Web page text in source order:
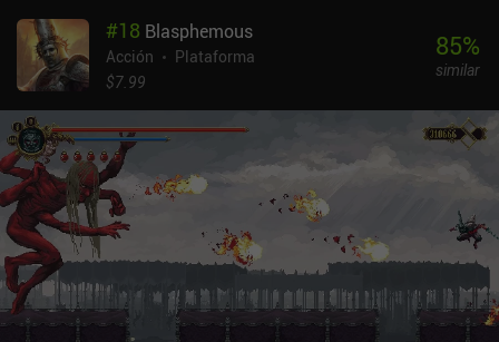
mejores juegos Metroidvania para móvil] Lo que más me gusta del
nuevo juego es la incorporación de nuevas zonas, nuevos tipos de
enemigos, nuevos jefes intermedios, nuevos objetos, nuevos
las muchas mejoras de diseño y de la calidad general del juego.
Tiny Dangerous Dungeons Remake no es muy largo, y salvo por un
par de secuencias de plataformas difíciles y jefes angustiosos, no
plantea ningún reto significativo. Se puede terminar en un par de
tardes y, por tanto, es ideal para cualquier aficionado a los juegos
de plataformas casuales. Es un juego premium que cuesta 2,99 $
en Android y 3,99 $ en iOS, sin anuncios ni iAP.
#18 Blasphemous
Acción
Plataforma
$7.99
85%
similar